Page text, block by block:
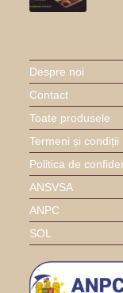
Despre noi
Contact
Toate produsele
Termeni și condiții
Politica de
ANSVSA
ANPC
SOL